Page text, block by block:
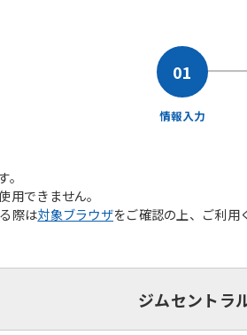
情報入力
できません。
際は対象ブラウザをご確認の上、ご利用
ジムセントラ